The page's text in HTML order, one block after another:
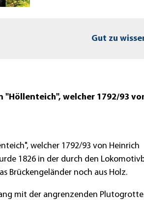
Gut zu
"Höllenteich", welcher 1792/93
welcher 1792/93 von Heinrich
1826 in der durch den
Brückengeländer noch aus Holz.
mit der angrenzenden